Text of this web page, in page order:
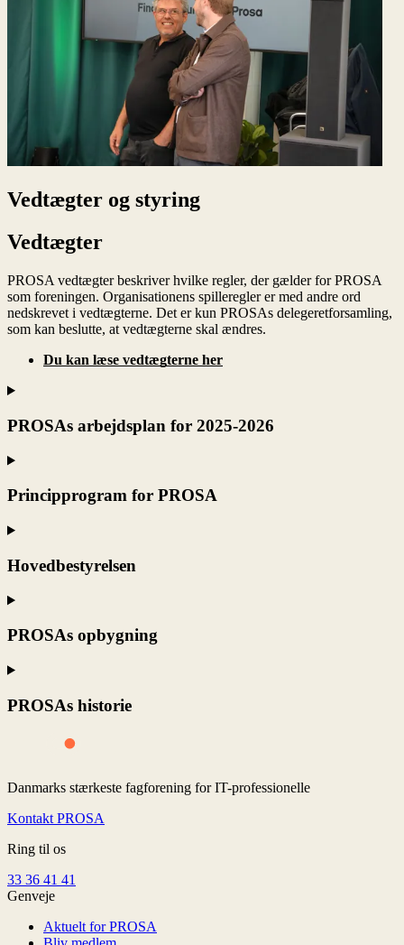
Vedtægter og styring
Vedtægter
PROSA vedtægter beskriver hvilke regler, der gælder for PROSA
som foreningen. Organisationens spilleregler er med andre ord
nedskrevet i vedtægterne. Det er kun PROSAs delegeretforsamling,
som kan beslutte, at vedtægterne skal ændres.
Du kan læse vedtægterne her
PROSAs arbejdsplan for 2025-2026
Principprogram for PROSA
Hovedbestyrelsen
PROSAs opbygning
PROSAs historie
Danmarks stærkeste fagforening for IT-professionelle
Kontakt PROSA
Ring til os
33 36 41 41
Genveje
Aktuelt for PROSA